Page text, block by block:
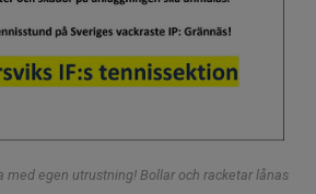
med egen utrustning! Bollar och racketar lånas